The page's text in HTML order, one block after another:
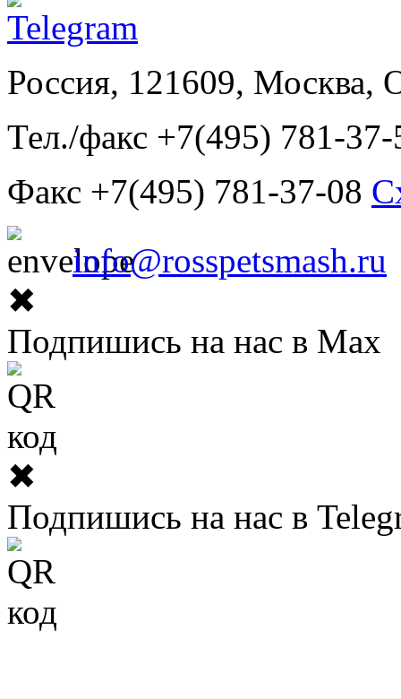
Россия, 121609, Москва,
Тел./факс +7(495) 781-37-
Факс +7(495) 781-37-08
info@rosspetsmash.ru
✖
Подпишись на нас в Max
✖
Подпишись на нас в